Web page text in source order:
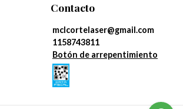
Contacto
mclcortelaser@gmail.com
1158743811
Botón de arrepentimiento